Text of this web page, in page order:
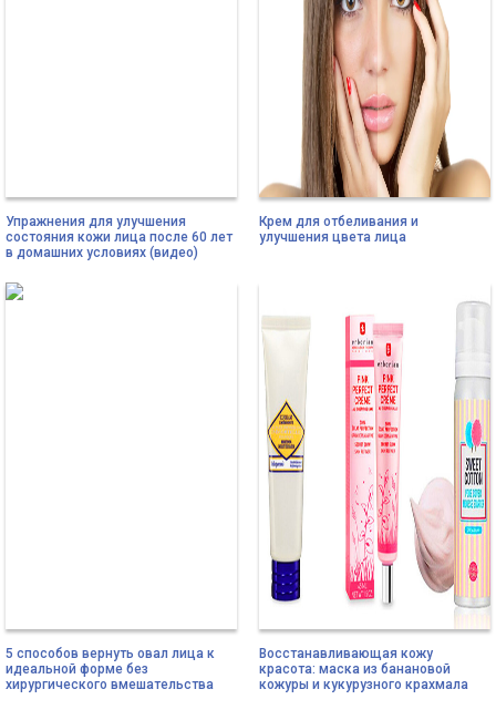
Упражнения для улучшения
состояния кожи лица после 60 лет
в домашних условиях (видео)
Крем для отбеливания и
улучшения цвета лица
5 способов вернуть овал лица к
идеальной форме без
хирургического вмешательства
Восстанавливающая кожу
красота: маска из банановой
кожуры и кукурузного крахмала